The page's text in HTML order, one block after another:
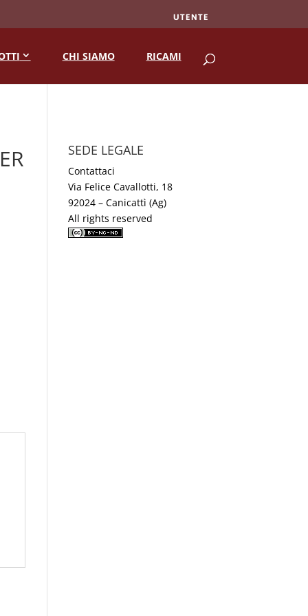
UTENTE
CHI SIAMO RICAMI
SEDE LEGALE
Contattaci
Via Felice Cavallotti, 18
92024 – Canicattì (Ag)
All rights reserved